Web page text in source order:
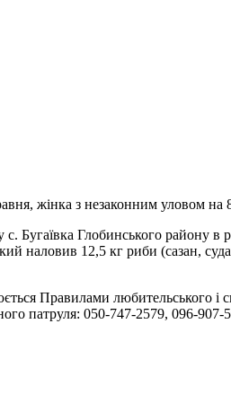
жінка з незаконним уловом на
Бугаївка Глобинського району в
наловив 12,5 кг риби (сазан,
Правилами
патруля: 050-747-2579, ‎096-907-